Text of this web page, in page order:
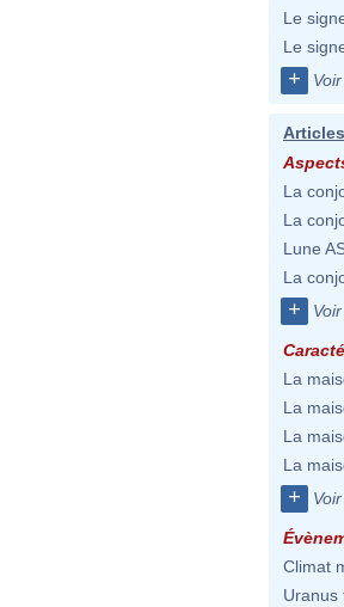
Le
Le
+
La
La
Lune
La
+
La
La
La
La
+
Climat
Uranus